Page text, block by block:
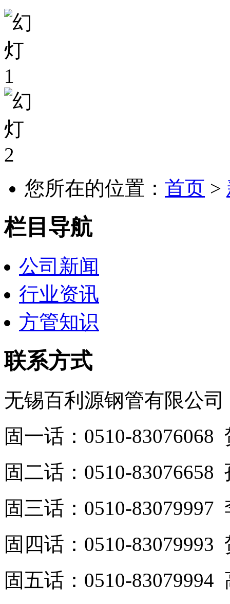
您所在的位置： 首页 >
栏目导航
公司新闻
行业资讯
方管知识
联系方式
无锡百利源钢管有限公司
固一话：0510-
固二话：0510-83076658
固三话：0510-83079997
固四话：0510-83079993
固五话：0510-83079994